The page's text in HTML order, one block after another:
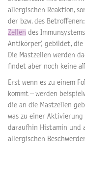
allergischen Reaktion,
der bzw. des
Zellen des
Antikörper) gebildet, die
Die Mastzellen werden
findet aber noch keine
Erst wenn es zu einem
kommt – werden
die an die Mastzellen
was zu einer
daraufhin Histamin und
allergischen